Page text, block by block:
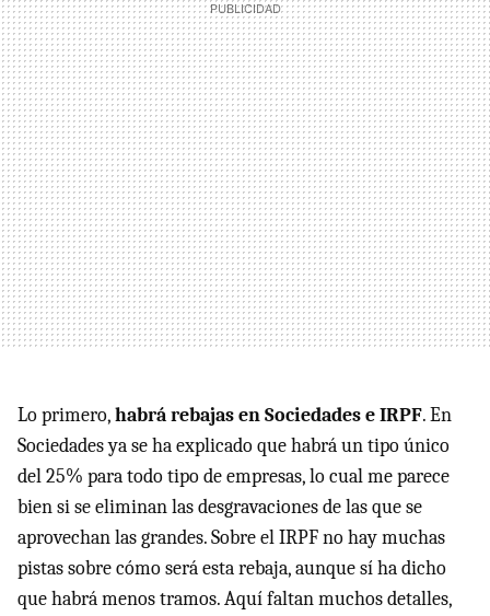
Lo primero,habrá rebajas en Sociedades e IRPF. En
Sociedades ya se ha explicado que habrá un tipo único
del 25% para todo tipo de empresas, lo cual me parece
bien si se eliminan las desgravaciones de las que se
aprovechan las grandes. Sobre el IRPF no hay muchas
pistas sobre cómo será esta rebaja, aunque sí ha dicho
que habrá menos tramos. Aquí faltan muchos detalles,